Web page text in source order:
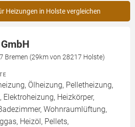
Heizungen in Holste vergleichen
Bremen (29km von 28217 Holste)
Ölheizung, Pelletheizung,
Elektroheizung, Heizkörper,
Wohnraumlüftung,
Heizöl, Pellets,